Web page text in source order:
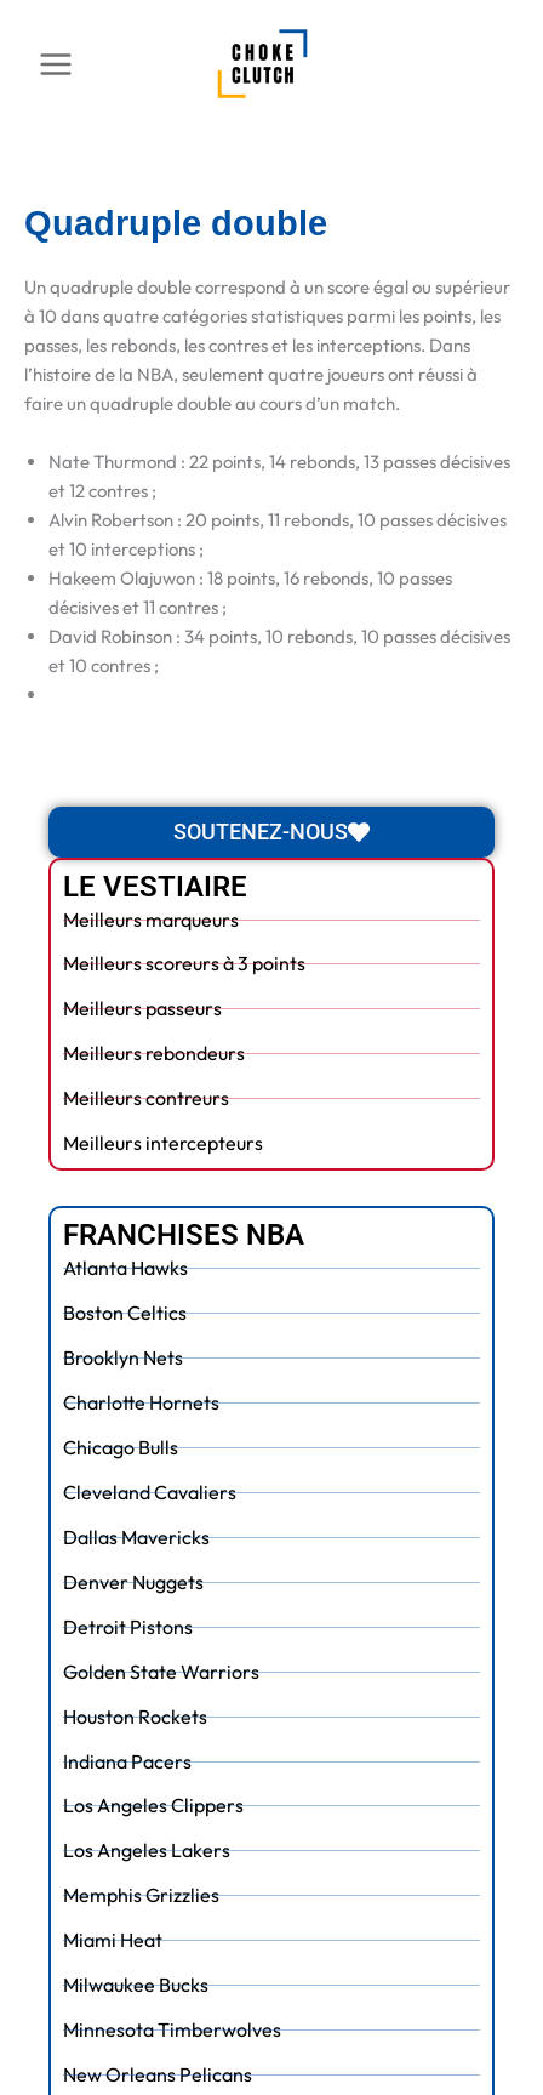
contenu
Quadruple double
Un quadruple double correspond à un score égal ou supérieur
à 10 dans quatre catégories statistiques parmi les points, les
passes, les rebonds, les contres et les interceptions. Dans
l’histoire de la NBA, seulement quatre joueurs ont réussi à
faire un quadruple double au cours d’un match.
Nate Thurmond : 22 points, 14 rebonds, 13 passes décisives
et 12 contres ;
Alvin Robertson : 20 points, 11 rebonds, 10 passes décisives
et 10 interceptions ;
Hakeem Olajuwon : 18 points, 16 rebonds, 10 passes
décisives et 11 contres ;
David Robinson : 34 points, 10 rebonds, 10 passes décisives
et 10 contres ;
SOUTENEZ-NOUS
LE VESTIAIRE
Meilleurs marqueurs
Meilleurs scoreurs à 3 points
Meilleurs passeurs
Meilleurs rebondeurs
Meilleurs contreurs
Meilleurs intercepteurs
FRANCHISES NBA
Atlanta Hawks
Boston Celtics
Brooklyn Nets
Charlotte Hornets
Chicago Bulls
Cleveland Cavaliers
Dallas Mavericks
Denver Nuggets
Detroit Pistons
Golden State Warriors
Houston Rockets
Indiana Pacers
Los Angeles Clippers
Los Angeles Lakers
Memphis Grizzlies
Miami Heat
Milwaukee Bucks
Minnesota Timberwolves
New Orleans Pelicans